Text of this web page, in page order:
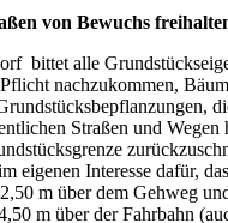
von Bewuchs
bittet alle
nachzukommen,
Straßen und Wegen
eigenen Interesse dafür,
m über dem Gehweg
m über der Fahrbahn